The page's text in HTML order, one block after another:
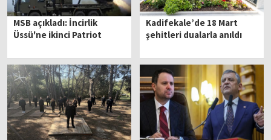
MSB açıkladı: İncirlik
Üssü'ne ikinci Patriot
Kadifekale’de 18 Mart
şehitleri dualarla anıldı